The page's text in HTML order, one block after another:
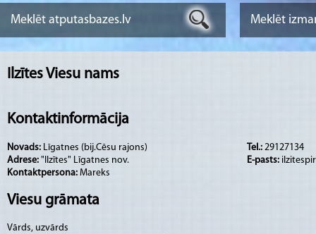
Ilzītes Viesu nams
Kontaktinformācija
Novads: Līgatnes (bij.Cēsu rajons)
Adrese: "Ilzītes" Līgatnes nov.
Kontaktpersona: Mareks
Tel.: 29127134
E-pasts:
Viesu grāmata
Vārds, uzvārds